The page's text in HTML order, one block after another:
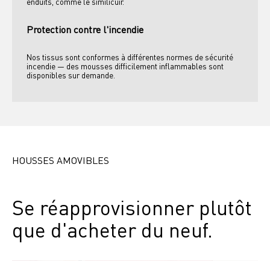
Protection contre l'incendie
Nos tissus sont conformes à différentes normes de sécurité
incendie — des mousses difficilement inflammables sont
disponibles sur demande.
HOUSSES AMOVIBLES
Se réapprovisionner plutôt
que d'acheter du neuf.